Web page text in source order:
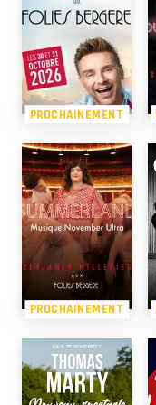
PROCHAINEMENT
PROCHAINEMENT